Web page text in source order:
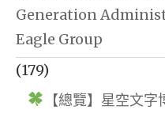
Generation
Eagle Group
(179)
【總覽】星空文